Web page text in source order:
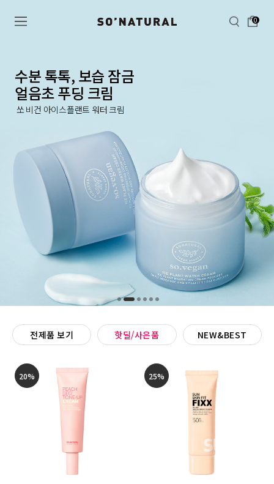
0
수분 톡톡, 보습 잠금
얼음초 푸딩 크림
쏘 비건 아이스플랜트 워터 크림
전제품 보기 핫딜/사은품 NEW&BEST
20% 25%